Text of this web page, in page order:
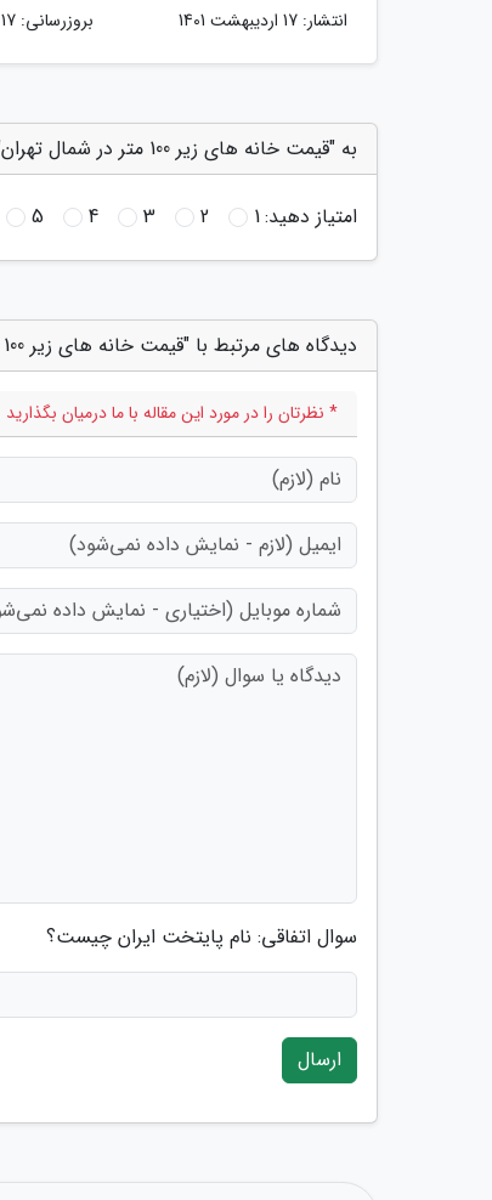
انتشار: 17 اردیبهشت 1401 بروزرسانی: 17 اردیبهشت 1401
به "قیمت خانه های زیر 100 متر در شمال تهران" امتیاز دهید
امتیاز دهید:1
2
3
4
5
دیدگاه های مرتبط با "قیمت خانه های زیر 100 متر در شمال تهران"
* نظرتان را در مورد این مقاله با ما درمیان بگذارید
سوال اتفاقی: نام پایتخت ایران چیست؟
ارسال